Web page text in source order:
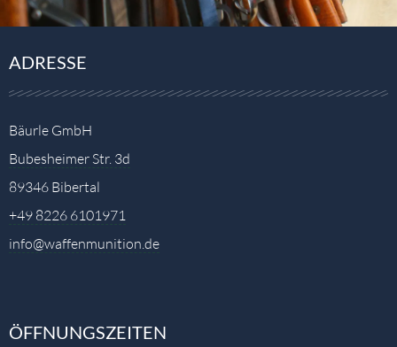
ADRESSE
Bäurle GmbH
Bubesheimer Str. 3d
89346 Bibertal
+49 8226 6101971
info@waffenmunition.de
ÖFFNUNGSZEITEN